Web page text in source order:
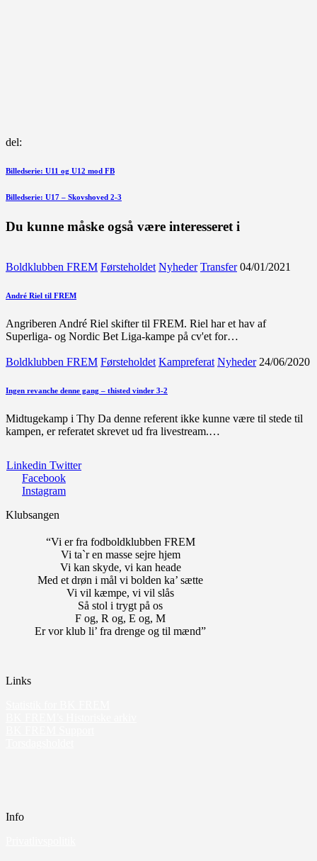
del:
Indlægsnavigation
Forrige
Billedserie: U11 og U12 mod FB
Næste
Billedserie: U17 – Skovshoved 2-3
Du kunne måske også være interesseret i
Boldklubben FREM Førsteholdet Nyheder Transfer 04/01/2021
André Riel til FREM
Angriberen André Riel skifter til FREM. Riel har et hav af
Superliga- og Nordic Bet Liga-kampe på cv'et for…
Boldklubben FREM Førsteholdet Kampreferat Nyheder 24/06/2020
Ingen revanche denne gang – thisted vinder 3-2
Midtugekamp i Thy Da denne referent ikke kunne være til stede til
kampen, er referatet skrevet ud fra livestream.…
Linkedin Twitter
Facebook
Instagram
Klubsangen
“Vi er fra fodboldklubben FREM
Vi ta`r en masse sejre hjem
Vi kan skyde, vi kan heade
Med et drøn i mål vi bolden ka’ sætte
Vi vil kæmpe, vi vil slås
Så stol i trygt på os
F og, R og, E og, M
Er vor klub li’ fra drenge og til mænd”
Links
Info